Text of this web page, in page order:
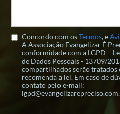
Concordo com osTermos, e
A Associação Evangelizar É
conformidade com a LGPD –
de Dados Pessoais - 13709/
compartilhados serão tratados
recomenda a lei. Em caso de
contato pelo e-mail: